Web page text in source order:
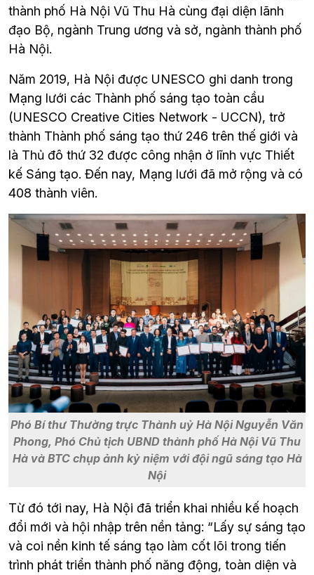
thành phố Hà Nội Vũ Thu Hà cùng đại diện lãnh
đạo Bộ, ngành Trung ương và sở, ngành thành phố
Hà Nội.
Năm 2019, Hà Nội được UNESCO ghi danh trong
Mạng lưới các Thành phố sáng tạo toàn cầu
(UNESCO Creative Cities Network - UCCN), trở
thành Thành phố sáng tạo thứ 246 trên thế giới và
là Thủ đô thứ 32 được công nhận ở lĩnh vực Thiết
kế Sáng tạo. Đến nay, Mạng lưới đã mở rộng và có
408 thành viên.
Phó Bí thư Thường trực Thành uỷ Hà Nội Nguyễn Văn
Phong, Phó Chủ tịch UBND thành phố Hà Nội Vũ Thu
Hà và BTC chụp ảnh kỷ niệm với đội ngũ sáng tạo Hà
Nội
Từ đó tới nay, Hà Nội đã triển khai nhiều kế hoạch
đổi mới và hội nhập trên nền tảng: “Lấy sự sáng tạo
và coi nền kinh tế sáng tạo làm cốt lõi trong tiến
trình phát triển thành phố năng động, toàn diện và